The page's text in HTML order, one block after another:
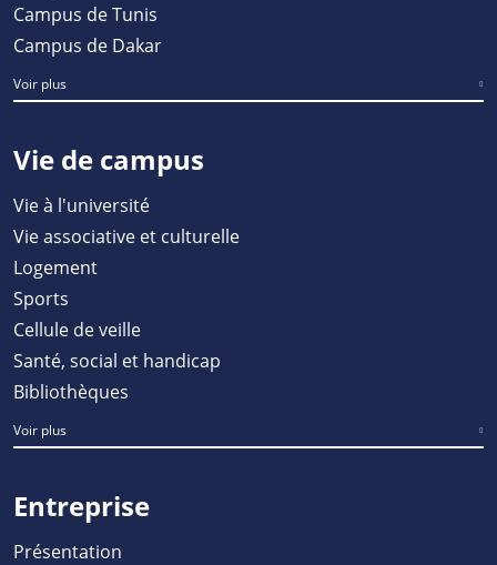
Campus de Tunis
Campus de Dakar
Voir plus
Vie de campus
Vie à l'université
Vie associative et culturelle
Logement
Sports
Cellule de veille
Santé, social et handicap
Bibliothèques
Voir plus
Entreprise
Présentation